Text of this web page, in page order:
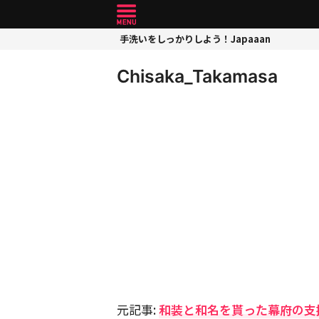
手洗いをしっかりしよう！Japaaan
Chisaka_Takamasa
元記事:和装と和名を貰った幕府の